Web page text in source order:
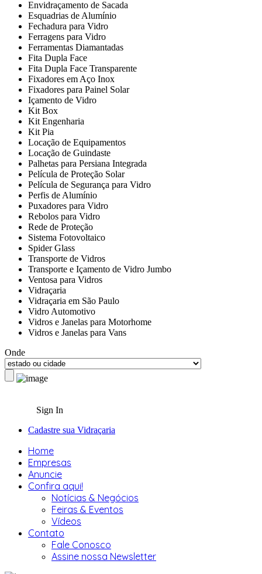
Envidraçamento de Sacada
Esquadrias de Alumínio
Fechadura para Vidro
Ferragens para Vidro
Ferramentas Diamantadas
Fita Dupla Face
Fita Dupla Face Transparente
Fixadores em Aço Inox
Fixadores para Painel Solar
Içamento de Vidro
Kit Box
Kit Engenharia
Kit Pia
Locação de Equipamentos
Locação de Guindaste
Palhetas para Persiana Integrada
Película de Proteção Solar
Película de Segurança para Vidro
Perfis de Alumínio
Puxadores para Vidro
Rebolos para Vidro
Rede de Proteção
Sistema Fotovoltaico
Spider Glass
Transporte de Vidros
Transporte e Içamento de Vidro Jumbo
Ventosa para Vidros
Vidraçaria
Vidraçaria em São Paulo
Vidro Automotivo
Vidros e Janelas para Motorhome
Vidros e Janelas para Vans
Onde
Sign In
Cadastre sua Vidraçaria
Home
Empresas
Anuncie
Confira aqui!
Notícias & Negócios
Feiras & Eventos
Vídeos
Contato
Fale Conosco
Assine nossa Newsletter